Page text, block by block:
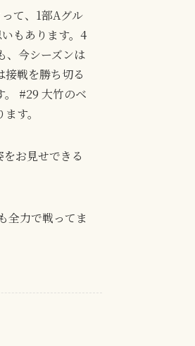
て、1部Aグル
もあります。4
、今シーズンは
戦を勝ち切る
。 #29 大竹のベ
す。
お見せできる
全力で戦ってま